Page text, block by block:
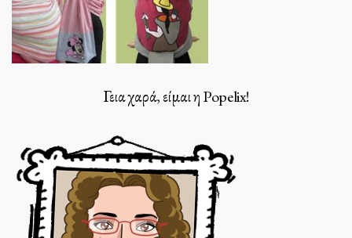
Γεια χαρά, είμαι η Popelix!